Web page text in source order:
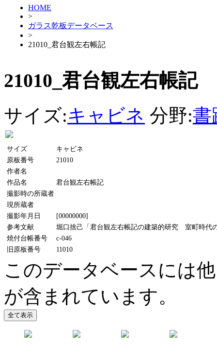
HOME
>
ガラス乾板データベース
>
21010_君台観左右帳記
21010_君台観左右帳記
サイズ:キャビネ 分野:書
サイズ
キャビネ
原板番号
21010
作者名
作品名
君台観左右帳記
撮影時の所蔵者
現所蔵者
撮影年月日
[00000000]
参考文献
堀口捨己「君台観左右帳記の建築的研究 室町時代
焼付台帳番号
c-046
旧原板番号
11010
このデータベースには
が含まれています。